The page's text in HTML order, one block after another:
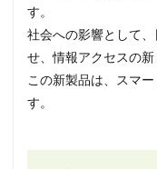
す。
社会への影響として
せ、情報アクセスの新
この新製品は、スマ
す。